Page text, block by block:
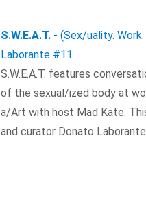
S.W.E.A.T. - (Sex/uality.
Laborante #11
S.W.E.A.T. features
of the sexual/ized body at
a/Art with host Mad Kate.
and curator Donato